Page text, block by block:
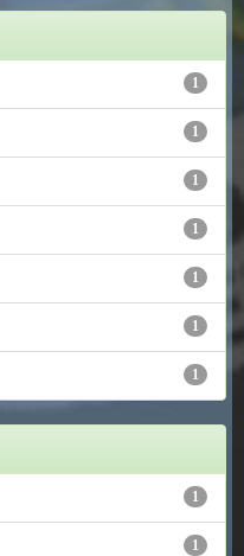
1
1
1
1
1
1
1
1
1